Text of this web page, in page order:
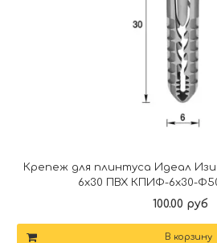
Крепеж для плинтуса Идеал
6х30 ПВХ КПИФ-6х30-
100.00 руб
В корзину